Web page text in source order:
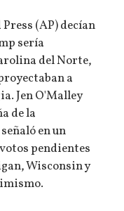
(AP) decían
sería
del Norte,
a
Jen O'Malley
de la
en un
pendientes
Wisconsin y